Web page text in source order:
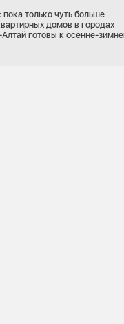
только чуть больше
домов в городах
готовы к осенне-